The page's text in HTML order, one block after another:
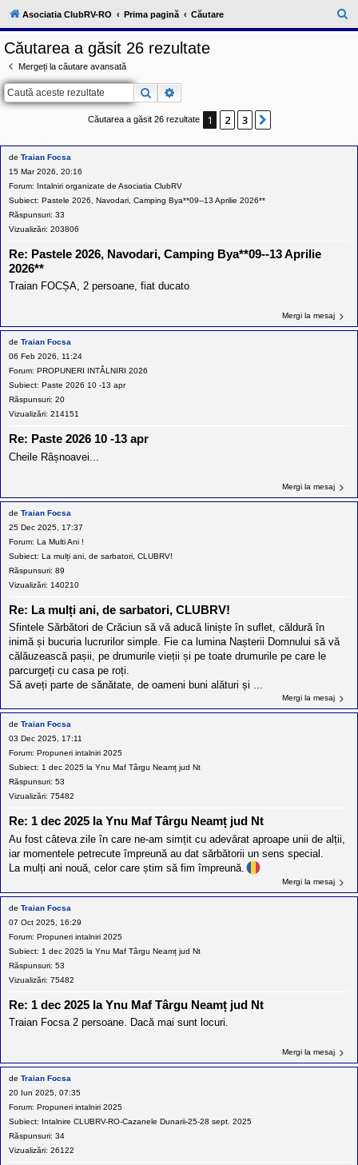
l
u
V
c
o
m
u
a
t
e
o
s
e
r
i
l
e
r
o
t
s
i
u
o
l
t
e
d
i
n
R
o
a
i
a
Asociatia ClubRV-RO Prima pagină Căutare
ă
Căutarea a găsit 26 rezultate
Mergeți la căutare avansată
Căutare
Căutarea a găsit 26 rezultate 1 2 3
de Traian Focsa
15 Mar 2026, 20:16
Forum: Intalniri organizate de Asociatia ClubRV
Subiect: Pastele 2026, Navodari, Camping Bya**09--13 Aprilie 2026**
Răspunsuri: 33
Vizualizări: 203806
Re: Pastele 2026, Navodari, Camping Bya**09--13 Aprilie
2026**
Traian FOCȘA, 2 persoane, fiat ducato
Mergi la mesaj
de Traian Focsa
06 Feb 2026, 11:24
Forum: PROPUNERI INTÂLNIRI 2026
Subiect: Paste 2026 10 -13 apr
Răspunsuri: 20
Vizualizări: 214151
Re: Paste 2026 10 -13 apr
Cheile Râșnoavei...
Mergi la mesaj
de Traian Focsa
25 Dec 2025, 17:37
Forum: La Multi Ani !
Subiect: La mulți ani, de sarbatori, CLUBRV!
Răspunsuri: 89
Vizualizări: 140210
Re: La mulți ani, de sarbatori, CLUBRV!
Sfintele Sărbători de Crăciun să vă aducă liniște în suflet, căldură în
inimă și bucuria lucrurilor simple. Fie ca lumina Nașterii Domnului să vă
călăuzească pașii, pe drumurile vieții și pe toate drumurile pe care le
parcurgeți cu casa pe roți.
Să aveți parte de sănătate, de oameni buni alături și ...
Mergi la mesaj
de Traian Focsa
03 Dec 2025, 17:11
Forum: Propuneri intalniri 2025
Subiect: 1 dec 2025 la Ynu Maf Târgu Neamț jud Nt
Răspunsuri: 53
Vizualizări: 75482
Re: 1 dec 2025 la Ynu Maf Târgu Neamț jud Nt
Au fost câteva zile în care ne-am simțit cu adevărat aproape unii de alții,
iar momentele petrecute împreună au dat sărbătorii un sens special.
La mulți ani nouă, celor care știm să fim împreună.
Mergi la mesaj
de Traian Focsa
07 Oct 2025, 16:29
Forum: Propuneri intalniri 2025
Subiect: 1 dec 2025 la Ynu Maf Târgu Neamț jud Nt
Răspunsuri: 53
Vizualizări: 75482
Re: 1 dec 2025 la Ynu Maf Târgu Neamț jud Nt
Traian Focsa 2 persoane. Dacă mai sunt locuri.
Mergi la mesaj
de Traian Focsa
20 Iun 2025, 07:35
Forum: Propuneri intalniri 2025
Subiect: Intalnire CLUBRV-RO-Cazanele Dunarii-25-28 sept. 2025
Răspunsuri: 34
Vizualizări: 26122